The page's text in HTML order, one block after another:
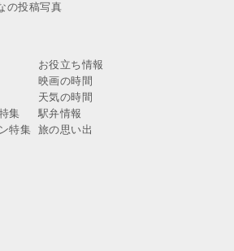
の投稿写真
集
特集
お役立ち情報
映画の時間
天気の時間
駅弁情報
旅の思い出